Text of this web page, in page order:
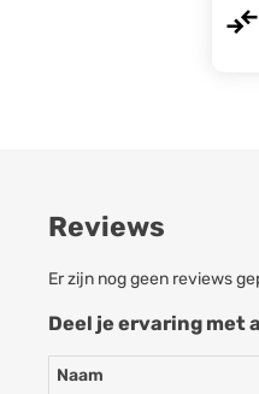
Reviews
Er zijn nog geen reviews
Deel je ervaring met
Naam